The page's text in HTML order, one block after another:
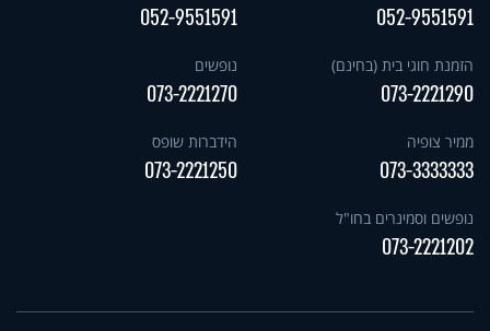
052-9551591
052-9551591
הזמנת חוגי בית (בחינם)
073-2221290
נופשים
073-2221270
ממיר צופיה
073-3333333
הידברות שופס
073-2221250
נופשים וסמינרים בחו"ל
073-2221202